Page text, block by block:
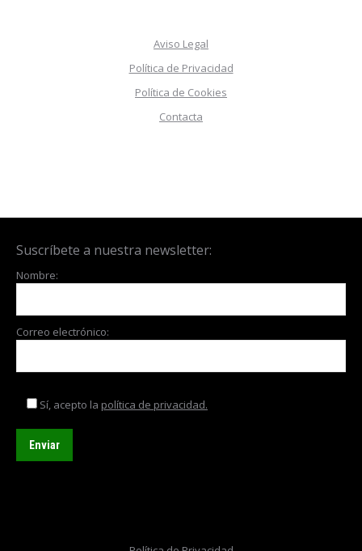
Aviso Legal
Política de Privacidad
Política de Cookies
Contacta
Suscríbete a nuestra newsletter:
Nombre:
Correo electrónico:
Sí, acepto la política de privacidad.